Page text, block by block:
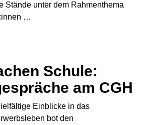
Stände unter dem Rahmenthema
…
Schule:
am CGH
Einblicke in das
bot den